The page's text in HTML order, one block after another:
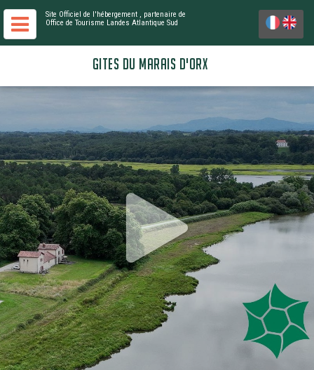
Site Officiel de l'hébergement , partenaire de
Office de Tourisme Landes Atlantique Sud
GITES DU MARAIS D'ORX